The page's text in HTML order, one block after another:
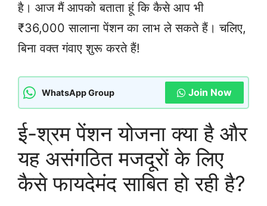
है। आज मैं आपको बताता हूं कि कैसे आप भी
₹36,000 सालाना पेंशन का लाभ ले सकते हैं। चलिए,
बिना वक्त गंवाए शुरू करते हैं!
WhatsApp Group Join Now
ई-श्रम पेंशन योजना क्या है और
यह असंगठित मजदूरों के लिए
कैसे फायदेमंद साबित हो रही है?